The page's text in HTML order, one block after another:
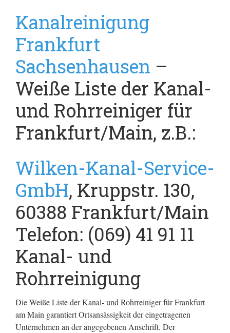
Kanalreinigung
Frankfurt
Sachsenhausen –
Weiße Liste der Kanal-
und Rohrreiniger für
Frankfurt/Main, z.B.:
Wilken-Kanal-Service-
GmbH, Kruppstr. 130,
60388 Frankfurt/Main
Telefon: (069) 41 91 11
Kanal- und
Rohrreinigung
Die Weiße Liste der Kanal- und Rohrreiniger für Frankfurt
am Main garantiert Ortsansässigkeit der eingetragenen
Unternehmen an der angegebenen Anschrift. Der